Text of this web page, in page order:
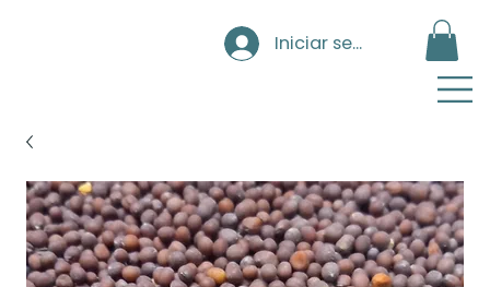
Iniciar sesión